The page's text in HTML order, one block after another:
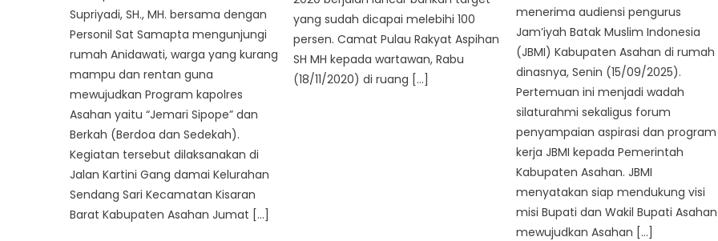
Supriyadi, SH., MH. bersama dengan
Personil Sat Samapta mengunjungi
rumah Anidawati, warga yang kurang
mampu dan rentan guna
mewujudkan Program kapolres
Asahan yaitu “Jemari Sipope” dan
Berkah (Berdoa dan Sedekah).
Kegiatan tersebut dilaksanakan di
Jalan Kartini Gang damai Kelurahan
Sendang Sari Kecamatan Kisaran
Barat Kabupaten Asahan Jumat […]
yang sudah dicapai melebihi 100
persen. Camat Pulau Rakyat Aspihan
SH MH kepada wartawan, Rabu
(18/11/2020) di ruang […]
menerima audiensi pengurus
Jam’iyah Batak Muslim Indonesia
(JBMI) Kabupaten Asahan di rumah
dinasnya, Senin (15/09/2025).
Pertemuan ini menjadi wadah
silaturahmi sekaligus forum
penyampaian aspirasi dan program
kerja JBMI kepada Pemerintah
Kabupaten Asahan. JBMI
menyatakan siap mendukung visi
misi Bupati dan Wakil Bupati Asahan
mewujudkan Asahan […]